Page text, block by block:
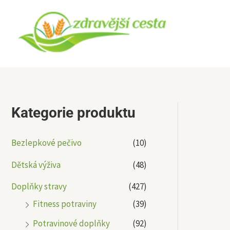
obsah
Kategorie produktu
Bezlepkové pečivo
(10)
Dětská výživa
(48)
Doplňky stravy
(427)
Fitness potraviny
(39)
Potravinové doplňky
(92)